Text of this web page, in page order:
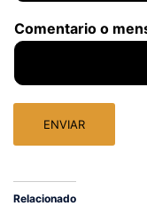
Comentario o
ENVIAR
Relacionado